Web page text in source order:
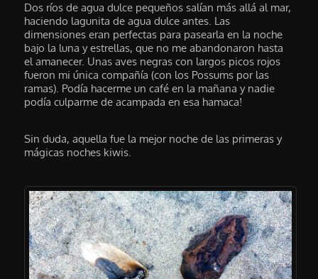
Dos ríos de agua dulce pequeños salían más allá al mar,
haciendo lagunita de agua dulce antes. Las
dimensiones eran perfectas para pasearla en la noche
bajo la luna y estrellas, que no me abandonaron hasta
el amanecer. Unas aves negras con largos picos rojos
fueron mi única compañía (con los Possums por las
ramas). Podía hacerme un café en la mañana y nadie
podía culparme de acampada en esa hamaca!
Sin duda, aquella fue la mejor noche de las primeras y
mágicas noches kiwis.